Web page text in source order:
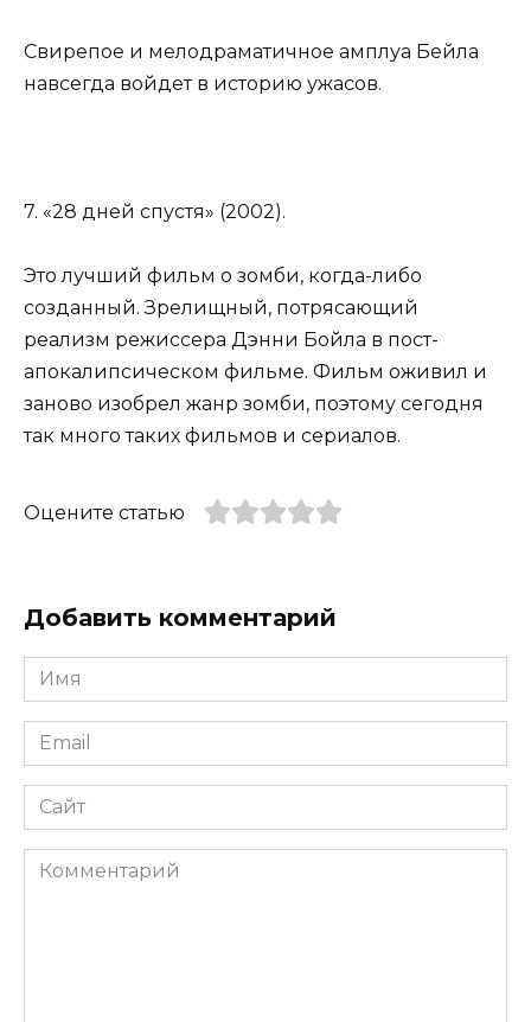
Свирепое и мелодраматичное амплуа Бейла
навсегда войдет в историю ужасов.
7. «28 дней спустя» (2002).
Это лучший фильм о зомби, когда-либо
созданный. Зрелищный, потрясающий
реализм режиссера Дэнни Бойла в пост-
апокалипсическом фильме. Фильм оживил и
заново изобрел жанр зомби, поэтому сегодня
так много таких фильмов и сериалов.
Оцените статью
Добавить комментарий
Имя
*
Email
*
Сайт
Комментарий